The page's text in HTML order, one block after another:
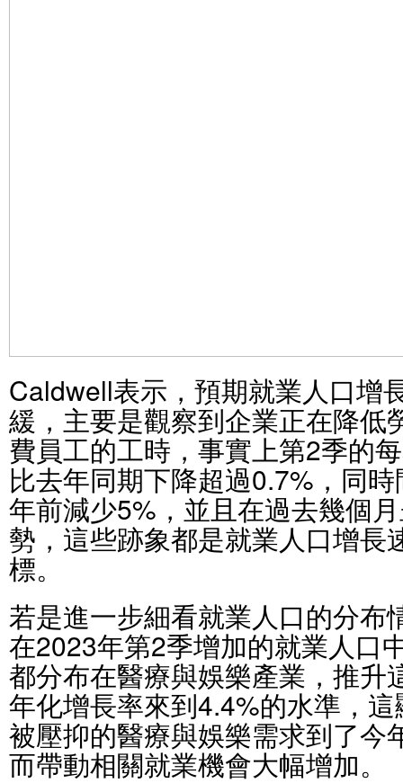
Caldwell表示，預期就業人口增
緩，主要是觀察到企業正在降低
費員工的工時，事實上第2季的
比去年同期下降超過0.7%，同
年前減少5%，並且在過去幾個
勢，這些跡象都是就業人口增長
標。
若是進一步細看就業人口的分布
在2023年第2季增加的就業人口
都分布在醫療與娛樂產業，推升
年化增長率來到4.4%的水準，
被壓抑的醫療與娛樂需求到了今
而帶動相關就業機會大幅增加。